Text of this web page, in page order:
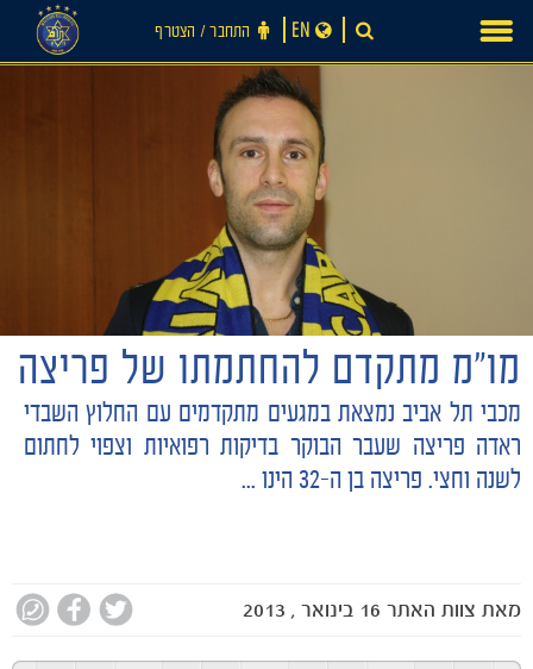
חדשות
content
התחבר ‪/‬ הצטרף EN
מו"מ מתקדם להחתמתו של פריצה
מכבי תל אביב נמצאת במגעים מתקדמים עם החלוץ השבדי
ראדה פריצה שעבר הבוקר בדיקות רפואיות וצפוי לחתום
לשנה וחצי. פריצה בן ה-32 הינו ...
מאת צוות האתר 16 בינואר , 2013